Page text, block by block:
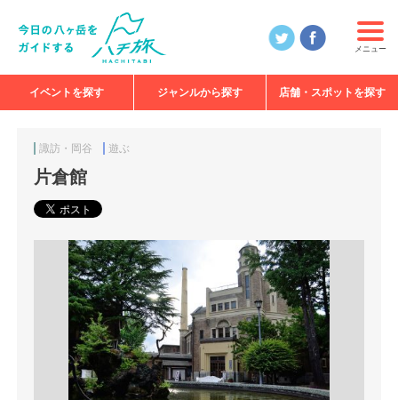
メニュー
イベントを探す ジャンルから探す 店舗・スポットを探す
諏訪・岡谷 遊ぶ
片倉館